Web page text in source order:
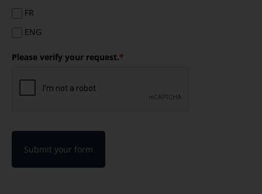
FR
ENG
Please verify your request.*
Submit your form